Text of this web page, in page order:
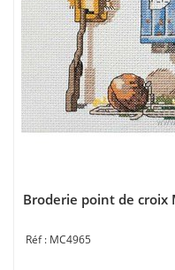
Broderie point de croix
MC4965